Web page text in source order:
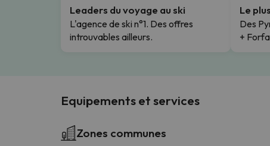
Leaders du voyage au ski
L'agence de ski n°1. Des offres
introuvables ailleurs.
Le
Des
+
Equipements et services
Zones communes